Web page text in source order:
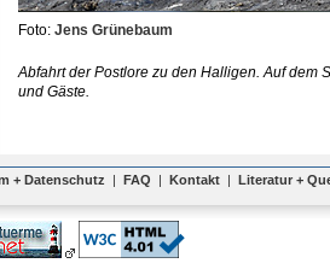
Foto: Jens Grünebaum
Abfahrt der Postlore zu den Halligen. Auf dem
und Gäste.
+ Datenschutz | FAQ | Kontakt | Literatur +